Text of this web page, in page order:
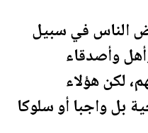
الناس في سبيل
وأصدقاء
لكن هؤلاء
بل واجبا أو سلوكا